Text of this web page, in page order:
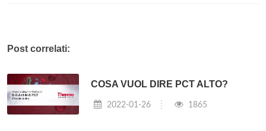
Post correlati:
COSA VUOL DIRE PCT ALTO?
2022-01-26 1865